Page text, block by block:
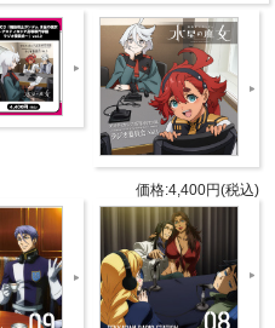
リド役の櫻井孝宏さんと
昭さんをパーソナリティ
ン放送局」を収録！
までのディレクターズカ
録！今回も収録後の反省
も、聴き逃した方も楽し
価格:4,400円(税込)